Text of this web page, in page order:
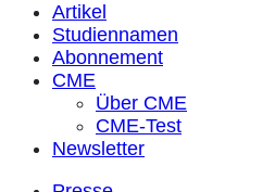
Artikel
Studiennamen
Abonnement
CME
Über CME
CME-Test
Newsletter